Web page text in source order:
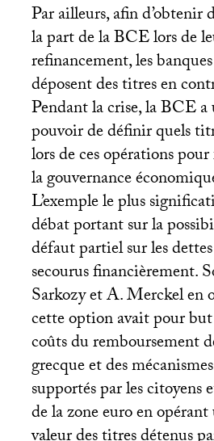
Par ailleurs, afin d’obtenir
la part de laBCElors de
refinancement, les
déposent des titres en
Pendant la crise, laBCEa
pouvoir de définir quels
lors de ces opérations
la gouvernance
L’exemple le plus
débat portant sur la
défaut partiel sur les
secourus financièrement.
Sarkozy et A. Merckel en
cette option avait pour but
coûts du remboursement
grecque et des
supportés par les citoyens
de la zone euro en